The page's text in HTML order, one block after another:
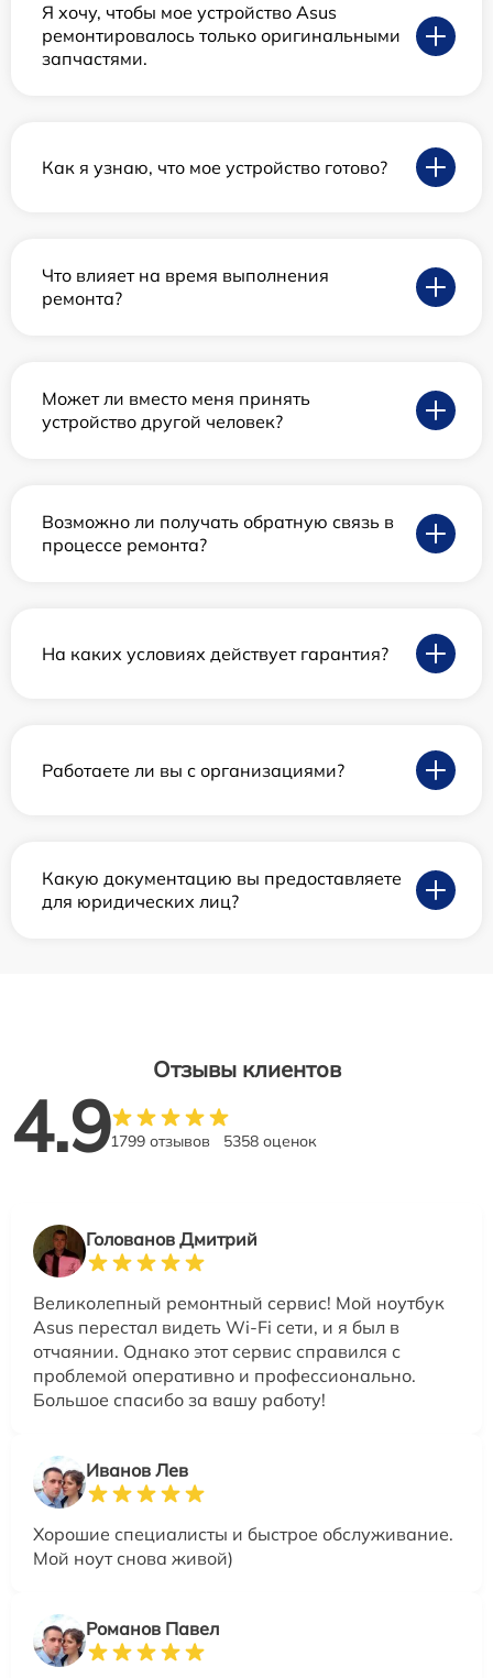
Я хочу, чтобы мое устройство Asus
ремонтировалось только оригинальными
запчастями.
Как я узнаю, что мое устройство готово?
Что влияет на время выполнения
ремонта?
Может ли вместо меня принять
устройство другой человек?
Возможно ли получать обратную связь в
процессе ремонта?
На каких условиях действует гарантия?
Работаете ли вы с организациями?
Какую документацию вы предоставляете
для юридических лиц?
Отзывы клиентов
4.91799 отзывов 5358 оценок
Голованов Дмитрий
Великолепный ремонтный сервис! Мой ноутбук
Asus перестал видеть Wi-Fi сети, и я был в
отчаянии. Однако этот сервис справился с
проблемой оперативно и профессионально.
Большое спасибо за вашу работу!
Иванов Лев
Хорошие специалисты и быстрое обслуживание.
Мой ноут снова живой)
Романов Павел